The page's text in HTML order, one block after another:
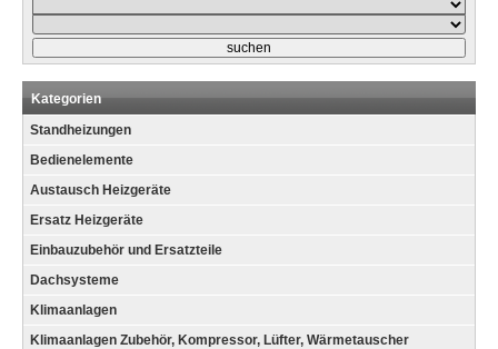
Kategorien
Standheizungen
Bedienelemente
Austausch Heizgeräte
Ersatz Heizgeräte
Einbauzubehör und Ersatzteile
Dachsysteme
Klimaanlagen
Klimaanlagen Zubehör, Kompressor, Lüfter, Wärmetauscher